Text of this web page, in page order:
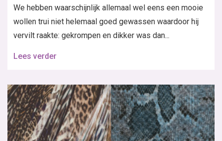
We hebben waarschijnlijk allemaal wel eens een mooie
wollen trui niet helemaal goed gewassen waardoor hij
vervilt raakte: gekrompen en dikker was dan...
Lees verder